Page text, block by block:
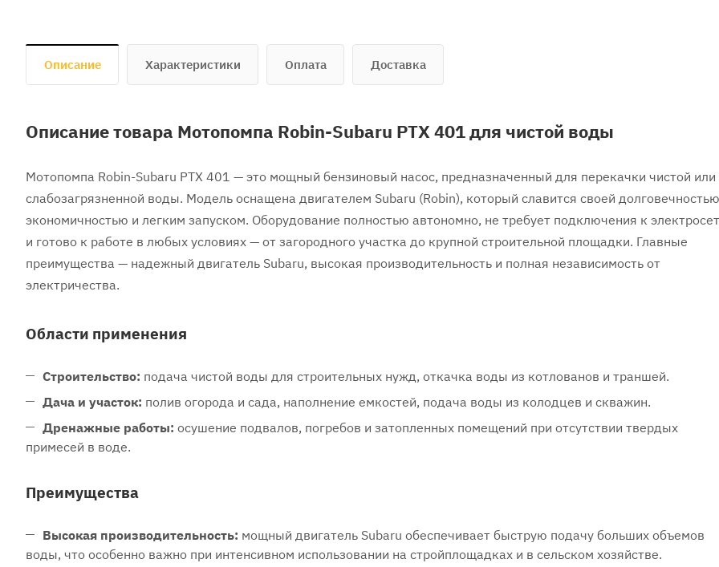
Описание Характеристики Оплата Доставка
Описание товара Мотопомпа Robin-Subaru PTX 401 для чистой воды
Мотопомпа Robin-Subaru PTX 401 — это мощный бензиновый насос, предназначенный для перекачки чистой или
слабозагрязненной воды. Модель оснащена двигателем Subaru (Robin), который славится своей
экономичностью и легким запуском. Оборудование полностью автономно, не требует подключения к
и готово к работе в любых условиях — от загородного участка до крупной строительной площадки. Главные
преимущества — надежный двигатель Subaru, высокая производительность и полная независимость от
электричества.
Области применения
Строительство: подача чистой воды для строительных нужд, откачка воды из котлованов и траншей.
Дача и участок: полив огорода и сада, наполнение емкостей, подача воды из колодцев и скважин.
Дренажные работы: осушение подвалов, погребов и затопленных помещений при отсутствии твердых
примесей в воде.
Преимущества
Высокая производительность: мощный двигатель Subaru обеспечивает быструю подачу больших объемов
воды, что особенно важно при интенсивном использовании на стройплощадках и в сельском хозяйстве.